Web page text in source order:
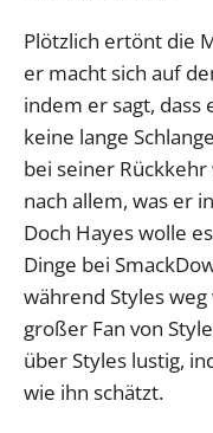
Plötzlich ertönt die
er macht sich auf
indem er sagt, dass
keine lange
bei seiner
nach allem, was er
Doch Hayes wolle
Dinge bei
während Styles
großer Fan von
über Styles lustig,
wie ihn schätzt.